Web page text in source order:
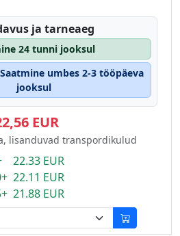
ja tarneaeg
24 tunni jooksul
umbes 2-3 tööpäeva
jooksul
EUR
lisanduvad transpordikulud
22.33 EUR
22.11 EUR
21.88 EUR